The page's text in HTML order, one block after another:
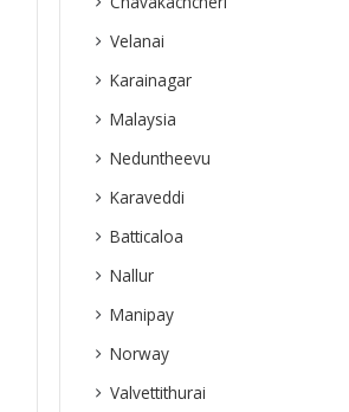
Velanai
Karainagar
Malaysia
Neduntheevu
Karaveddi
Batticaloa
Nallur
Manipay
Norway
Valvettithurai